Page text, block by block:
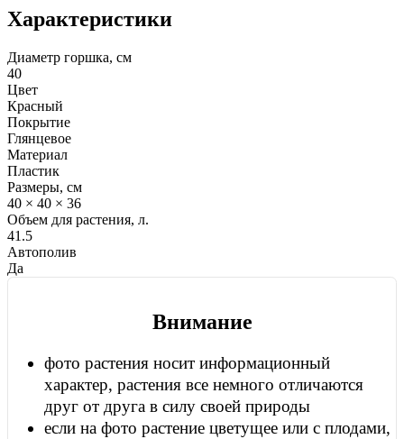
Характеристики
Диаметр горшка, см
40
Цвет
Красный
Покрытие
Глянцевое
Материал
Пластик
Размеры, см
40 × 40 × 36
Объем для растения, л.
41.5
Автополив
Да
Внимание
фото растения носит информационный
характер, растения все немного отличаются
друг от друга в силу своей природы
если на фото растение цветущее или с плодами,